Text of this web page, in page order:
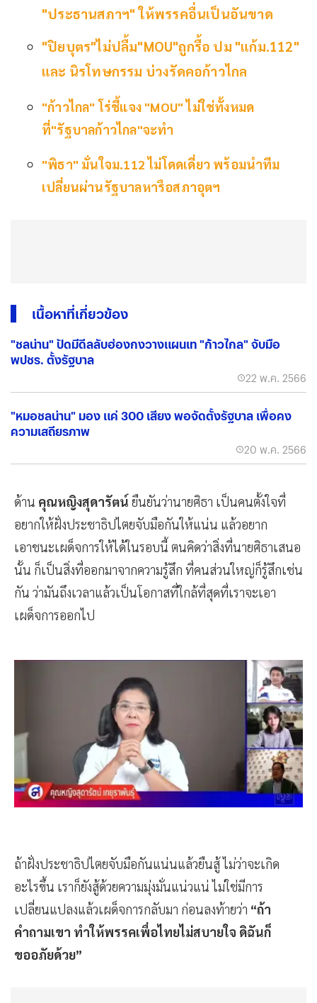
"ประธานสภาฯ" ให้พรรคอื่นเป็นอันขาด
"ปิยบุตร"ไม่ปลื้ม"MOU"ถูกรื้อ ปม "แก้ม.112"
และ นิรโทษกรรม บ่วงรัดคอก้าวไกล
"ก้าวไกล" โร่ชี้แจง "MOU" ไม่ใช่ทั้งหมด
ที่"รัฐบาลก้าวไกล"จะทำ
"พิธา" มั่นใจม.112 ไม่โดดเดี่ยว พร้อมนำทีม
เปลี่ยนผ่านรัฐบาลหารือสภาอุตฯ
เนื้อหาที่เกี่ยวข้อง
"ชลน่าน" ปัดมีดีลลับฮ่องกงวางแผนเท "ก้าวไกล" จับมือ
พปชร. ตั้งรัฐบาล
22 พ.ค. 2566
"หมอชลน่าน" มอง แค่ 300 เสียง พอจัดตั้งรัฐบาล เพื่อคง
ความเสถียรภาพ
20 พ.ค. 2566
ด้าน คุณหญิงสุดารัตน์ ยืนยันว่านายศิธา เป็นคนตั้งใจที่
อยากให้ฝั่งประชาธิปไตยจับมือกันให้แน่น แล้วอยาก
เอาชนะเผด็จการให้ได้ในรอบนี้ ตนคิดว่าสิ่งที่นายศิธาเสนอ
นั้น ก็เป็นสิ่งที่ออกมาจากความรู้สึก ที่คนส่วนใหญ่ก็รู้สึกเช่น
กัน ว่ามันถึงเวลาแล้วเป็นโอกาสที่ใกล้ที่สุดที่เราจะเอา
เผด็จการออกไป
ถ้าฝั่งประชาธิปไตยจับมือกันแน่นแล้วยืนสู้ ไม่ว่าจะเกิด
อะไรขึ้น เราก็ยังสู้ด้วยความมุ่งมั่นแน่วแน่ ไม่ใช่มีการ
เปลี่ยนแปลงแล้วเผด็จการกลับมา ก่อนลงท้ายว่า “ถ้า
คำถามเขา ทำให้พรรคเพื่อไทยไม่สบายใจ ดิฉันก็
ขออภัยด้วย”